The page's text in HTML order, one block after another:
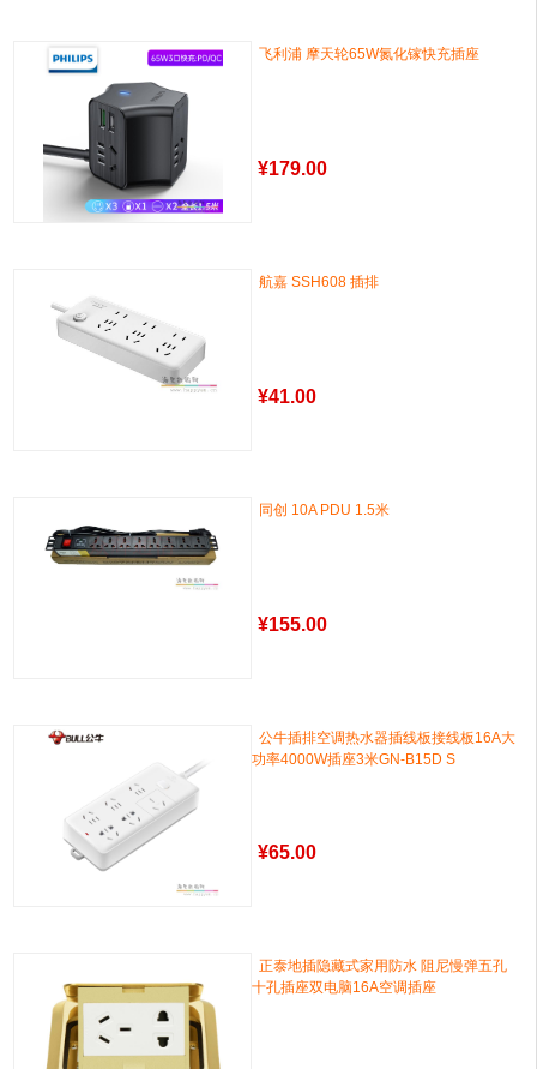
飞利浦 摩天轮65W氮化镓快充插座
¥179.00
航嘉 SSH608 插排
¥41.00
同创 10A PDU 1.5米
¥155.00
公牛插排空调热水器插线板接线板16A大
功率4000W插座3米GN-B15D S
¥65.00
正泰地插隐藏式家用防水 阻尼慢弹五孔
十孔插座双电脑16A空调插座